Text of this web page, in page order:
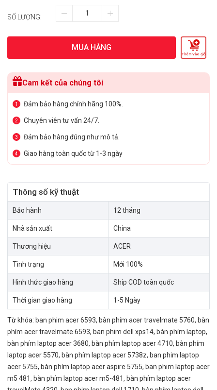
SỐ LƯỢNG:
MUA HÀNG
Thêm vào giỏ
Cam kết của chúng tôi
1 Đảm bảo hàng chính hãng 100%.
2 Chuyên viên tư vấn 24/7.
3 Đảm bảo hàng đúng như mô tả.
4 Giao hàng toàn quốc từ 1-3 ngày
Thông số kỹ thuật
Bảo hành 12 tháng
Nhà sản xuất China
Thương hiệu ACER
Tình trạng Mới 100%
Hình thức giao hàng Ship COD toàn quốc
Thời gian giao hàng 1-5 Ngày
Từ khóa: ban phim acer 6593, bàn phím acer travelmate 5760, bàn
phím acer travelmate 6593, ban phim dell xps14, bàn phím laptop,
bàn phím laptop acer 3680, bàn phím laptop acer 4710, bàn phím
laptop acer 5570, bàn phím laptop acer 5738z, ban phim laptop
acer 5755, bàn phím laptop acer aspire 5755, ban phim laptop acer
m5 481, bàn phím laptop acer m5-481, bàn phím laptop acer